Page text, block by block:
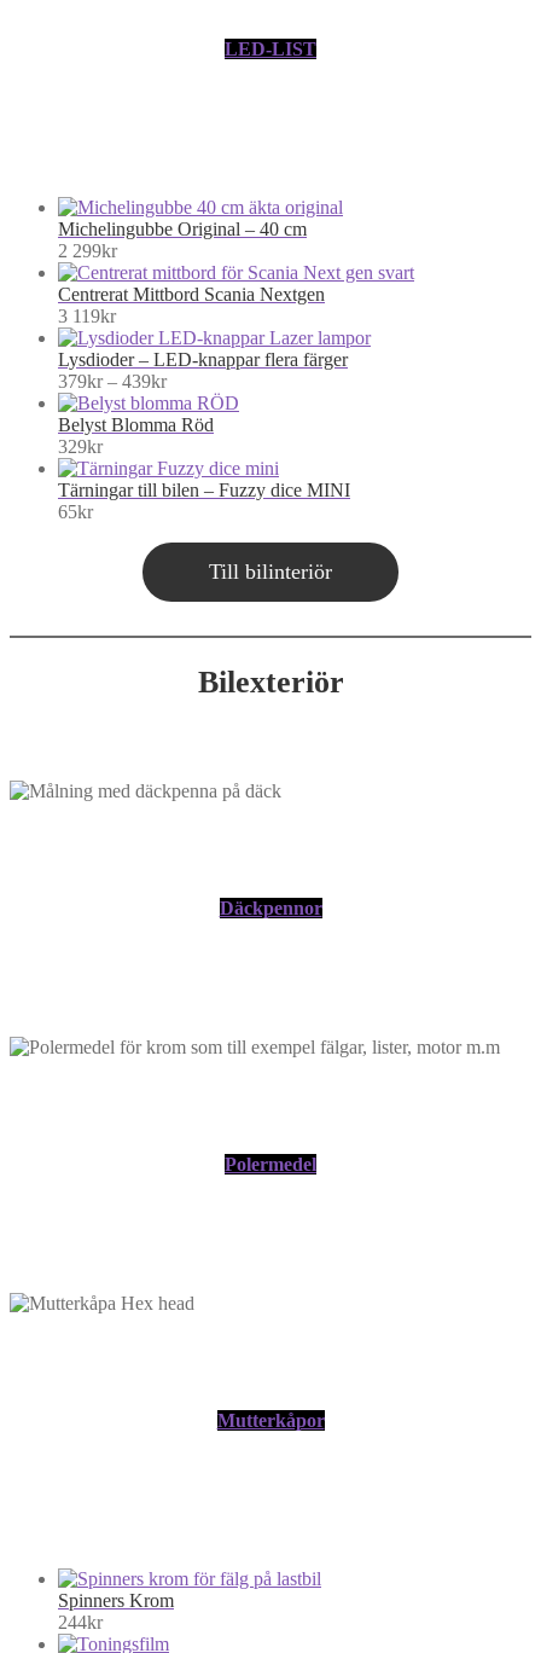
LED-LIST
Michelingubbe Original – 40 cm
2 299kr
Centrerat Mittbord Scania Nextgen
3 119kr
Lysdioder – LED-knappar flera färger
379kr – 439krPrice
range:
379kr
439kr
Belyst Blomma Röd
329kr
Tärningar till bilen – Fuzzy dice MINI
65kr
Till bilinteriör
Bilexteriör
Däckpennor
Polermedel
Mutterkåpor
Spinners Krom
244kr